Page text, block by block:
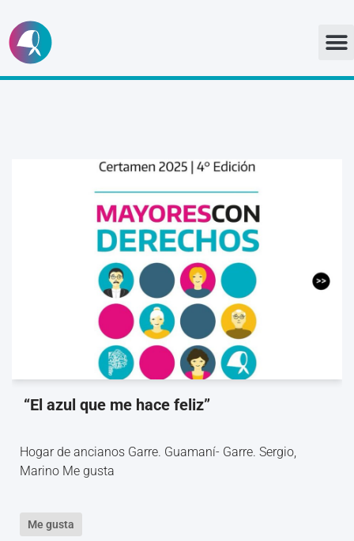
Ir
al
“El azul que me hace feliz”
Hogar de ancianos Garre. Guamaní- Garre. Sergio,
Marino Me gusta
Me gusta